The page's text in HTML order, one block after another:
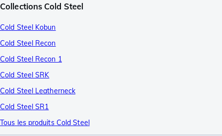
Collections Cold Steel
Cold Steel Kobun
Cold Steel Recon
Cold Steel Recon 1
Cold Steel SRK
Cold Steel Leatherneck
Cold Steel SR1
Tous les produits Cold Steel